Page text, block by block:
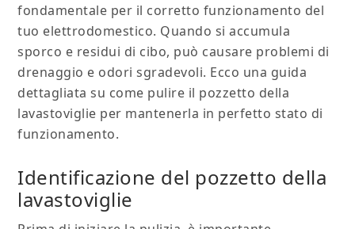
fondamentale per il corretto funzionamento del
tuo elettrodomestico. Quando si accumula
sporco e residui di cibo, può causare problemi di
drenaggio e odori sgradevoli. Ecco una guida
dettagliata su come pulire il pozzetto della
lavastoviglie per mantenerla in perfetto stato di
funzionamento.
Identificazione del pozzetto della
lavastoviglie